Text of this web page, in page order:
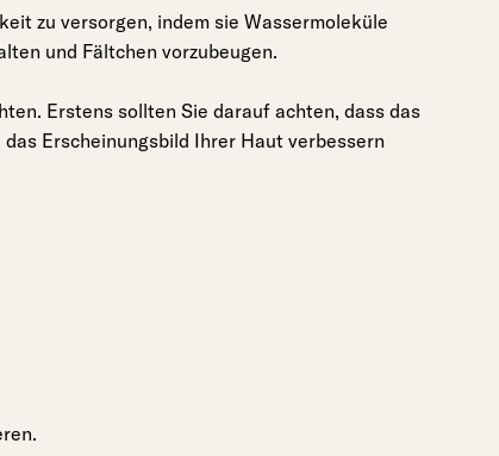
zu versorgen, indem sie Wassermoleküle
und Fältchen vorzubeugen.
Erstens sollten Sie darauf achten, dass das
Erscheinungsbild Ihrer Haut verbessern